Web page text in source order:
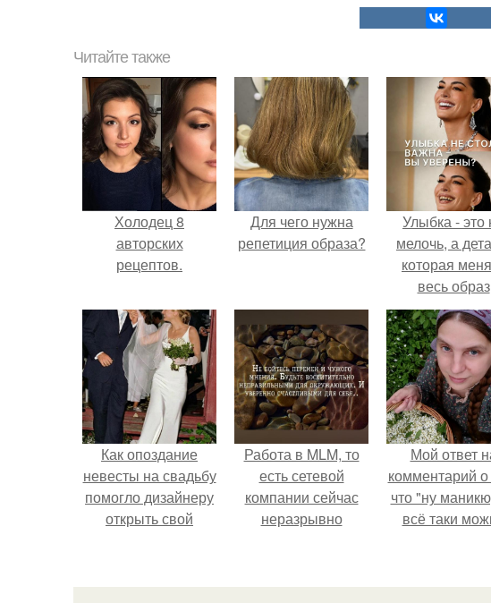
Читайте также
Холодец 8
авторских
рецептов.
Для чего нужна
репетиция образа?
Улыбка - это
мелочь, а
которая
весь образ
человека.
Как опоздание
невесты на свадьбу
помогло дизайнеру
открыть свой
Работа в MLM, то
есть сетевой
компании сейчас
неразрывно
своей страницы в
Мой ответ
комментарий
что "ну
всё таки